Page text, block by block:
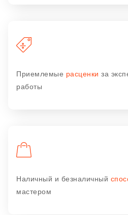
Приемлемые расценки за
работы
Наличный и безналичный
мастером